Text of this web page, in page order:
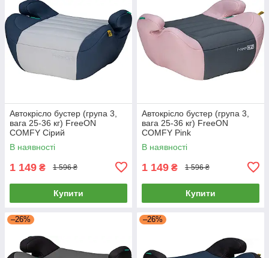
Автокрісло бустер (група 3,
вага 25-36 кг) FreeON
COMFY Сірий
В наявності
1 149 ₴ 1 596 ₴
Купити
Автокрісло бустер (група 3,
вага 25-36 кг) FreeON
COMFY Pink
В наявності
1 149 ₴ 1 596 ₴
Купити
–26% –26%